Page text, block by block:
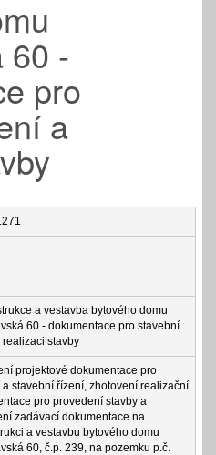
60 -
pro
a
a vestavba bytového domu
60 - dokumentace pro stavební
realizaci stavby
projektové dokumentace pro
a stavební řízení, zhotovení realizační
pro provedení stavby a
zadávací dokumentace na
a vestavbu bytového domu
60, č.p. 239, na pozemku p.č.